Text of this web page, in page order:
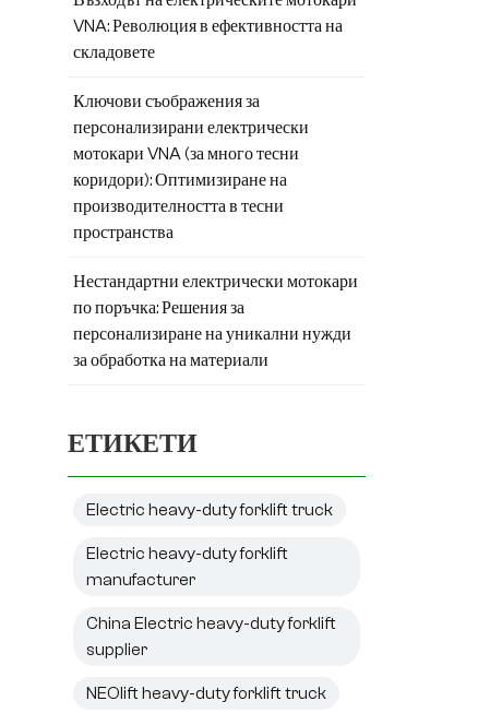
VNA: Революция в ефективността на
складовете
Ключови съображения за
персонализирани електрически
мотокари VNA (за много тесни
коридори): Оптимизиране на
производителността в тесни
пространства
Нестандартни електрически мотокари
по поръчка: Решения за
персонализиране на уникални нужди
за обработка на материали
ЕТИКЕТИ
Electric heavy-duty forklift truck
Electric heavy-duty forklift
manufacturer
China Electric heavy-duty forklift
supplier
NEOlift heavy-duty forklift truck